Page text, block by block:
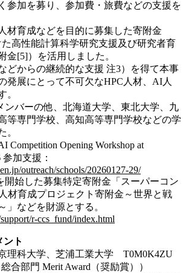
参加を募り、参加費・旅費などの支援を
材育成などを目的に募集した寄附金
た高性能計算科学研究支援及び研究者育
金[5]）を活用しました。
どからの継続的な支援 注3）を得て本事
発展にとって不可欠なHPC人材、AI人
。
ンバーの他、北海道大学、東北大学、九
等専門学校、高知高等専門学校などの学
。
Competition Opening Workshop at
参加支援：
outreach/schools/20260127-29/
開始した募集特定寄附金「スーパーコン
材育成プロジェクト寄附金～世界と戦
」などを財源とする。
r-ccs_fund/index.html
ント
理科大学、芝浦工業大学 T0M0K4ZU
合部門 Merit Award（奨励賞））